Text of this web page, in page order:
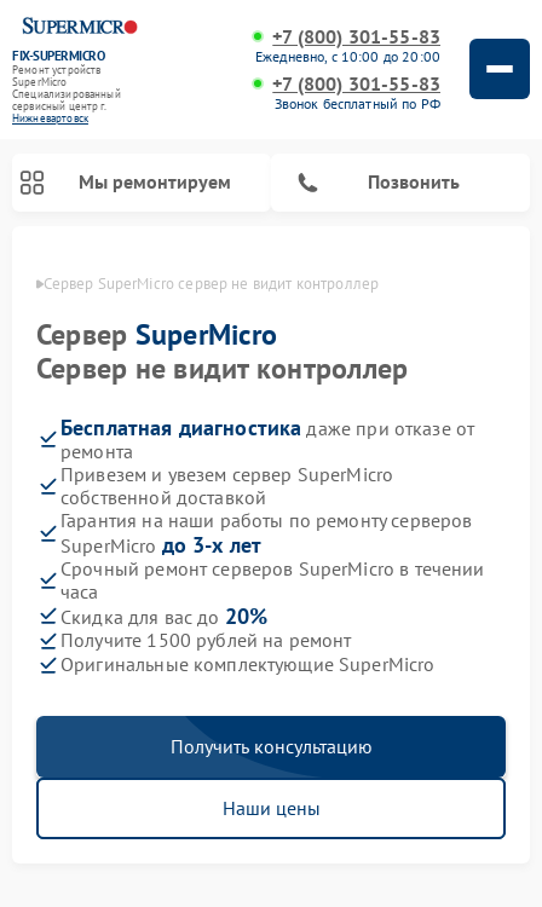
FIX-SUPERMICRO
Ремонт устройств
SuperMicro
Специализированный
cервисный центр г.
Нижневартовск
+7 (800) 301-55-83
Ежедневно, с 10:00 до 20:00
+7 (800) 301-55-83
Звонок бесплатный по РФ
Мы ремонтируем Позвонить
Сервер SuperMicro сервер не видит контроллер
Сервер SuperMicro
Сервер не видит контроллер
Бесплатная диагностика даже при отказе от
ремонта
Привезем и увезем сервер SuperMicro
собственной доставкой
Гарантия на наши работы по ремонту серверов
SuperMicro до 3-х лет
Срочный ремонт серверов SuperMicro в течении
часа
Скидка для вас до 20%
Получите 1500 рублей на ремонт
Оригинальные комплектующие SuperMicro
Получить консультацию
Наши цены